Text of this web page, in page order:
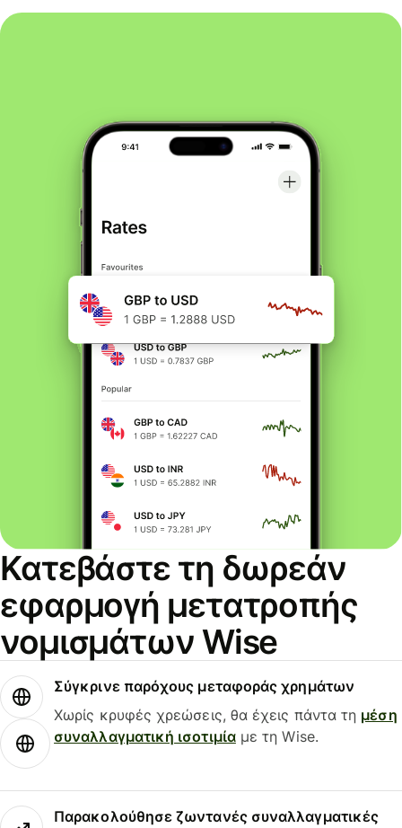
Κατεβάστε τη δωρεάν
εφαρμογή μετατροπής
νομισμάτων Wise
Σύγκρινε παρόχους μεταφοράς χρημάτων
Χωρίς κρυφές χρεώσεις, θα έχεις πάντα τη μέση
συναλλαγματική ισοτιμίαμε τη Wise.
Παρακολούθησε ζωντανές συναλλαγματικές